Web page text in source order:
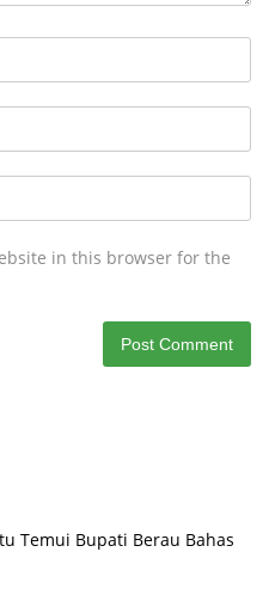
in this browser for the
Temui Bupati Berau Bahas